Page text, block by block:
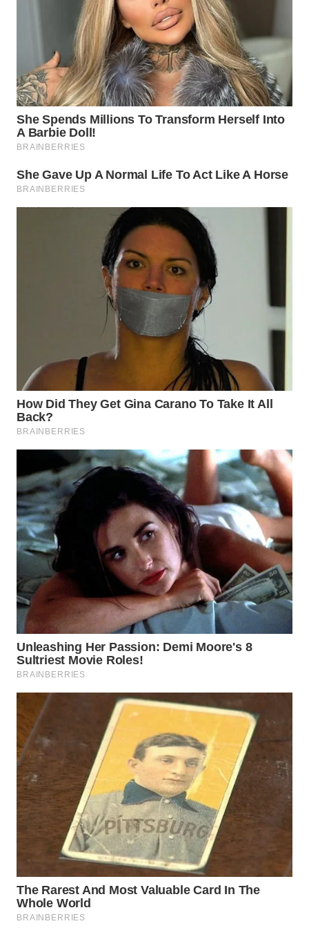
WN
BINTAN
WN
MANDALIKA
WN
LIKUPANG
WAHANA
NEWS
WAHANA
TANI
WAHANA
ADVOKAT
WAHANA
INFRASTRUKTUR
WAHANA
KONSUMEN
LISTRIK
WAHANA
TRAVEL
WAHANA
TV
WAHANANEWS
ID
WAHANANEWS
CO ID
WAHANANEWS
NET